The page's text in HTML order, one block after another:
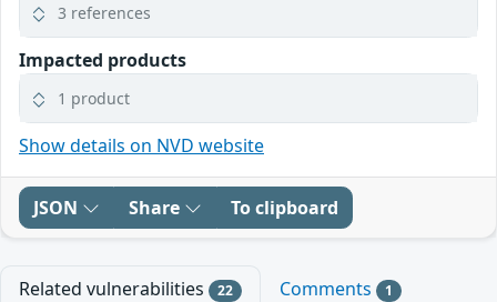
3 references
Impacted products
1 product
Show details on NVD website
JSON Share To clipboard
Related vulnerabilities 22 Comments 1